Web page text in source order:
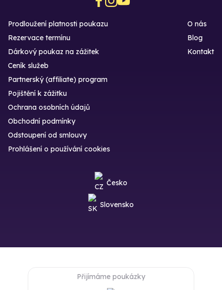
Prodloužení platnosti poukazu
Rezervace termínu
Dárkový poukaz na zážitek
O nás
Blog
Kontakt
Ceník služeb
Partnerský (affiliate) program
Pojištění k zážitku
Ochrana osobních údajů
Obchodní podmínky
Odstoupení od smlouvy
Prohlášení o používání cookies
Česko
Slovensko
Přijímáme poukázky